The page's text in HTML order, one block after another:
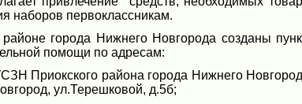
наборов первоклассникам.
города Нижнего Новгорода созданы
помощи по адресам:
Приокского района города Нижнего
ул.Терешковой, д.5б;